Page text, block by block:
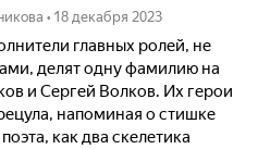
• 18 декабря 2023
главных ролей, не
делят одну фамилию на
и Сергей Волков. Их герои
напоминая о стишке
как два скелетика